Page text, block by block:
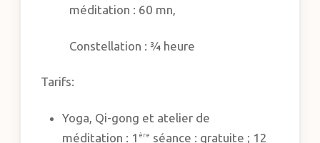
méditation : 60 mn,
Constellation : ¾ heure
Tarifs:
Yoga, Qi-gong et atelier de
méditation : 1 ère séance : gratuite ; 12